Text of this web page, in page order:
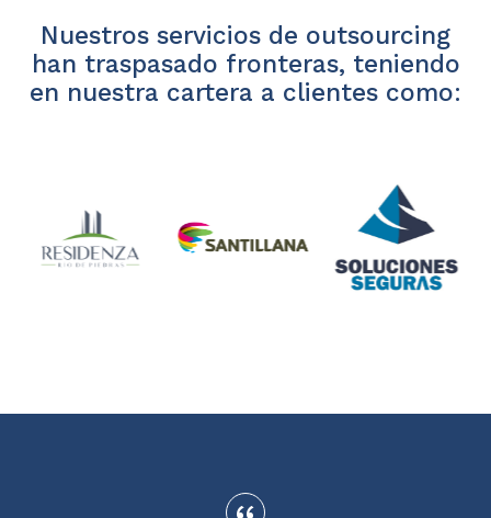
Nuestros servicios de outsourcing
han traspasado fronteras, teniendo
en nuestra cartera a clientes como: